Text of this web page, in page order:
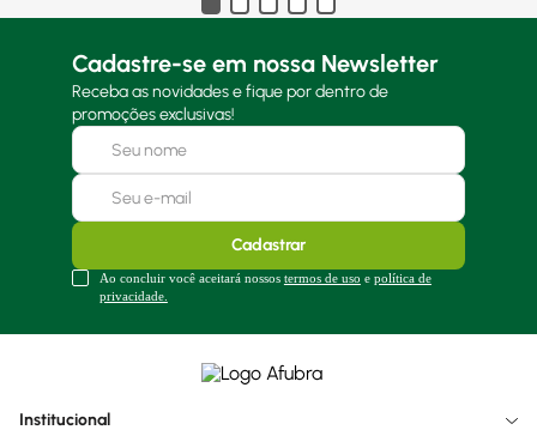
Cadastre-se em nossa Newsletter
Receba as novidades e fique por dentro de
promoções exclusivas!
Cadastrar
Ao concluir você aceitará nossos termos de uso e política de
privacidade.
Institucional